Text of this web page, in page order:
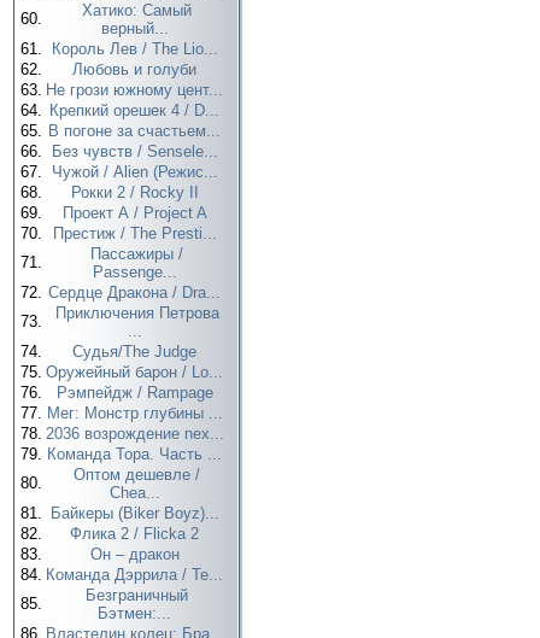
60.
Хатико: Самый
верный...
61.
Король Лев / The Lio...
62.
Любовь и голуби
63. Не грози южному цент...
64. Крепкий орешек 4 / D...
65. В погоне за счастьем...
66.
Без чувств / Sensele...
67.
Чужой / Alien (Режис...
68.
Рокки 2 / Rocky II
69.
Проект А / Project A
70.
Престиж / The Presti...
71.
Пассажиры /
Passenge...
72. Сердце Дракона / Dra...
73.
Приключения Петрова
...
74.
Судья/The Judge
75. Оружейный барон / Lo...
76.
Рэмпейдж / Rampage
77. Мег: Монстр глубины ...
78. 2036 возрождение nex...
79. Команда Тора. Часть ...
80.
Оптом дешевле /
Chea...
81.
Байкеры (Biker Boyz)...
82.
Флика 2 / Flicka 2
83.
Он – дракон
84. Команда Дэррила / Te...
85.
Безграничный
Бэтмен:...
86. Властелин колец: Бра...